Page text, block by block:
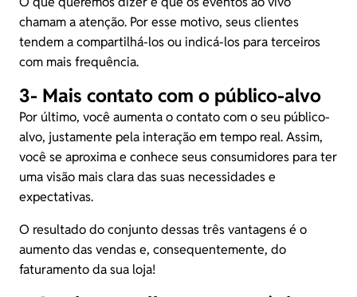
chamam a atenção. Por esse motivo, seus clientes
tendem a compartilhá-los ou indicá-los para terceiros
com mais frequência.
3- Mais contato com o público-alvo
Por último, você aumenta o contato com o seu público-
alvo, justamente pela interação em tempo real. Assim,
você se aproxima e conhece seus consumidores para ter
uma visão mais clara das suas necessidades e
expectativas.
O resultado do conjunto dessas três vantagens é o
aumento das vendas e, consequentemente, do
faturamentoda sua loja!